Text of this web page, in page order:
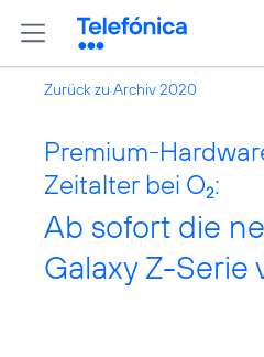
Zurück zu Archiv 2020
Premium-
Zeitalter bei O2:
Ab sofort die
Galaxy Z-Serie